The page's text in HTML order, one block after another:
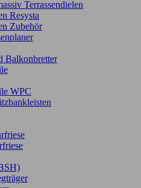
Terrassendielen
Resysta
Zubehör
Balkonbretter
WPC